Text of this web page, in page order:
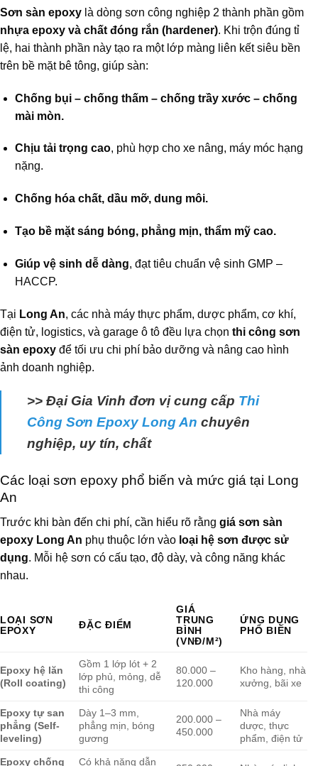
Sơn sàn epoxy là dòng sơn công nghiệp 2 thành phần gồm
nhựa epoxy và chất đóng rắn (hardener). Khi trộn đúng tỉ
lệ, hai thành phần này tạo ra một lớp màng liên kết siêu bền
trên bề mặt bê tông, giúp sàn:
Chống bụi – chống thấm – chống trầy xước – chống
mài mòn.
Chịu tải trọng cao, phù hợp cho xe nâng, máy móc hạng
nặng.
Chống hóa chất, dầu mỡ, dung môi.
Tạo bề mặt sáng bóng, phẳng mịn, thẩm mỹ cao.
Giúp vệ sinh dễ dàng, đạt tiêu chuẩn vệ sinh GMP –
HACCP.
Tại Long An, các nhà máy thực phẩm, dược phẩm, cơ khí,
điện tử, logistics, và garage ô tô đều lựa chọn thi công sơn
sàn epoxy để tối ưu chi phí bảo dưỡng và nâng cao hình
ảnh doanh nghiệp.
>> Đại Gia Vinh đơn vị cung cấp Thi
Công Sơn Epoxy Long An chuyên
nghiệp, uy tín, chất
Các loại sơn epoxy phổ biến và mức giá tại Long
An
Trước khi bàn đến chi phí, cần hiểu rõ rằng giá sơn sàn
epoxy Long An phụ thuộc lớn vào loại hệ sơn được sử
dụng. Mỗi hệ sơn có cấu tạo, độ dày, và công năng khác
nhau.
LOẠI SƠN
EPOXY
ĐẶC ĐIỂM
GIÁ
TRUNG
BÌNH
(VNĐ/M²)
ỨNG DỤNG
PHỔ BIẾN
Epoxy hệ lăn
(Roll coating)
Gồm 1 lớp lót + 2
lớp phủ, mỏng, dễ
thi công
80.000 –
120.000
Kho hàng, nhà
xưởng, bãi xe
Epoxy tự san
phẳng (Self-
leveling)
Dày 1–3 mm,
phẳng mịn, bóng
gương
200.000 –
450.000
Nhà máy
dược, thực
phẩm, điện tử
Epoxy chống Có khả năng dẫn